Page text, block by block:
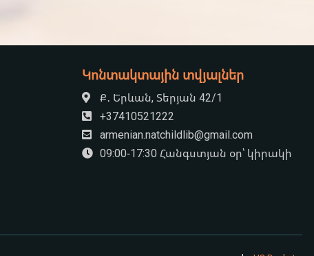
Կոնտակտային տվյալներ
Ք․ Երևան, Տերյան 42/1
+37410521222
armenian.natchildlib@gmail.com
09:00-17:30 Հանգստյան օր՝ կիրակի